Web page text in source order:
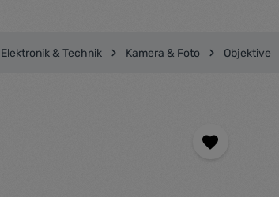
Elektronik & Technik Kamera & Foto Objektive